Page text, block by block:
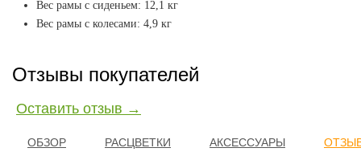
Вес рамы с сиденьем: 12,1 кг
Вес рамы с колесами: 4,9 кг
Отзывы покупателей
Оставить отзыв →
ОБЗОР РАСЦВЕТКИ АКСЕССУАРЫ